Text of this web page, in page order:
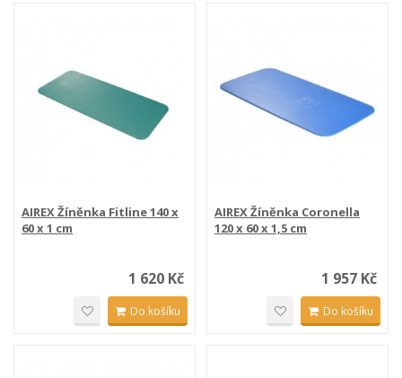
AIREX Žíněnka Fitline 140 x
60 x 1 cm
1 620 Kč
Do košíku
AIREX Žíněnka Coronella
120 x 60 x 1,5 cm
1 957 Kč
Do košíku